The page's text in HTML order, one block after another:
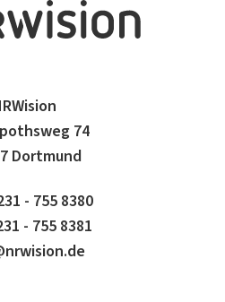
74
Dortmund
- 755 8380
- 755 8381